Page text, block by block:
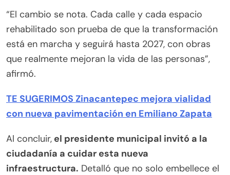
“El cambio se nota. Cada calle y cada espacio
rehabilitado son prueba de que la transformación
está en marcha y seguirá hasta 2027, con obras
que realmente mejoran la vida de las personas”,
afirmó.
TE SUGERIMOS Zinacantepec mejora vialidad
con nueva pavimentación en Emiliano Zapata
Al concluir, el presidente municipal invitó a la
ciudadanía a cuidar esta nueva
infraestructura. Detalló que no solo embellece el